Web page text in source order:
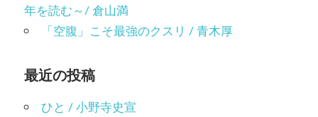
年を読む～/ 倉山満
「空腹」こそ最強のクスリ / 青木厚
最近の投稿
ひと / 小野寺史宣